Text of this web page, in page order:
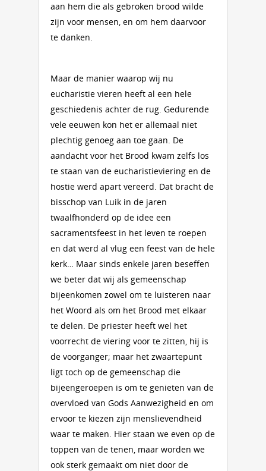
aan hem die als gebroken brood wilde
zijn voor mensen, en om hem daarvoor
te danken.
Maar de manier waarop wij nu
eucharistie vieren heeft al een hele
geschiedenis achter de rug. Gedurende
vele eeuwen kon het er allemaal niet
plechtig genoeg aan toe gaan. De
aandacht voor het Brood kwam zelfs los
te staan van de eucharistieviering en de
hostie werd apart vereerd. Dat bracht de
bisschop van Luik in de jaren
twaalfhonderd op de idee een
sacramentsfeest in het leven te roepen
en dat werd al vlug een feest van de hele
kerk… Maar sinds enkele jaren beseffen
we beter dat wij als gemeenschap
bijeenkomen zowel om te luisteren naar
het Woord als om het Brood met elkaar
te delen. De priester heeft wel het
voorrecht de viering voor te zitten, hij is
de voorganger; maar het zwaartepunt
ligt toch op de gemeenschap die
bijeengeroepen is om te genieten van de
overvloed van Gods Aanwezigheid en om
ervoor te kiezen zijn menslievendheid
waar te maken. Hier staan we even op de
toppen van de tenen, maar worden we
ook sterk gemaakt om niet door de